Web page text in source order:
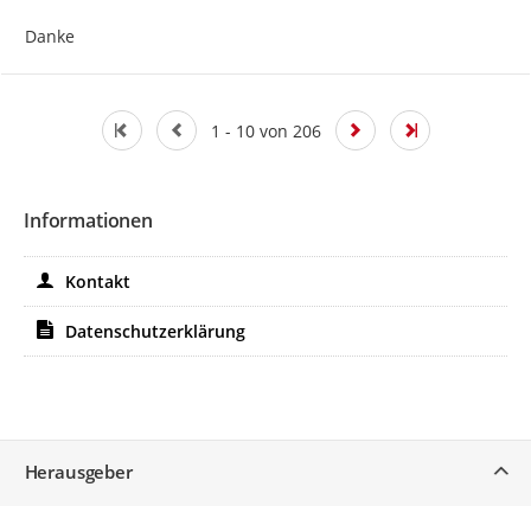
Danke
1 - 10 von 206
Informationen
Kontakt
Datenschutzerklärung
Herausgeber